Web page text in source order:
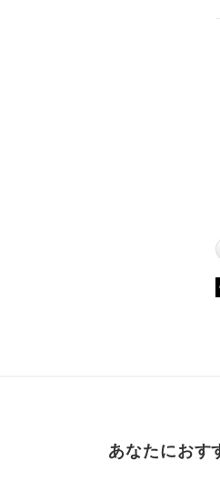
あなたにおす